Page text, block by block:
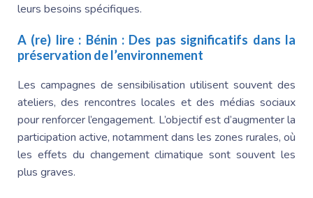
leurs besoins spécifiques.
A (re) lire : Bénin : Des pas significatifs dans la
préservation de l’environnement
Les campagnes de sensibilisation utilisent souvent des
ateliers, des rencontres locales et des médias sociaux
pour renforcer l’engagement. L’objectif est d’augmenter la
participation active, notamment dans les zones rurales, où
les effets du changement climatique sont souvent les
plus graves.